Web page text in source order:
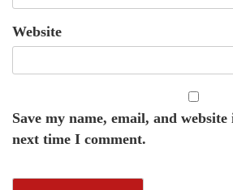
Website
Save my name, email, and
next time I comment.